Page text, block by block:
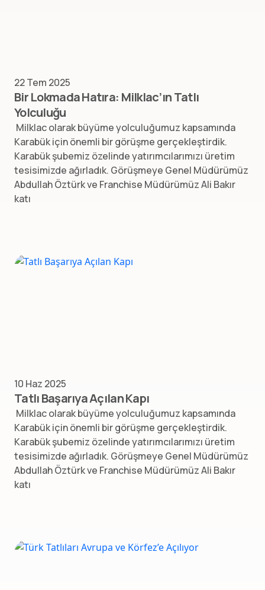
22 Tem 2025
Bir Lokmada Hatıra: Milklac’ın Tatlı
Yolculuğu
Milklac olarak büyüme yolculuğumuz kapsamında
Karabük için önemli bir görüşme gerçekleştirdik.
Karabük şubemiz özelinde yatırımcılarımızı üretim
tesisimizde ağırladık. Görüşmeye Genel Müdürümüz
Abdullah Öztürk ve Franchise Müdürümüz Ali Bakır
katı
10 Haz 2025
Tatlı Başarıya Açılan Kapı
Milklac olarak büyüme yolculuğumuz kapsamında
Karabük için önemli bir görüşme gerçekleştirdik.
Karabük şubemiz özelinde yatırımcılarımızı üretim
tesisimizde ağırladık. Görüşmeye Genel Müdürümüz
Abdullah Öztürk ve Franchise Müdürümüz Ali Bakır
katı